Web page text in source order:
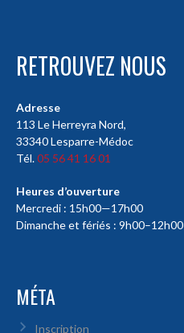
RETROUVEZ NOUS
Adresse
113 Le Herreyra Nord,
33340 Lesparre-Médoc
Tél.05 56 41 16 01
Heures d’ouverture
Mercredi : 15h00—17h00
Dimanche et fériés : 9h00–12h00
MÉTA
Inscription